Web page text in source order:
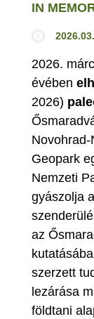
IN
2026.
évében
2026)
Geopark
Nemzeti
gyászolja
az
szerzett
lezárása
földtani